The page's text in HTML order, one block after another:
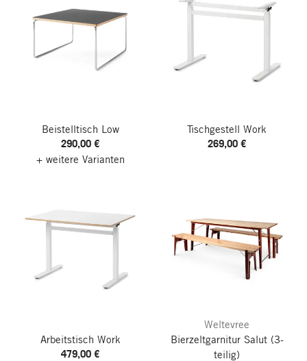
Beistelltisch Low
290,00 €
+ weitere Varianten
Tischgestell Work
269,00 €
Arbeitstisch Work
479,00 €
Weltevree
Bierzeltgarnitur Salut(3-
teilig)